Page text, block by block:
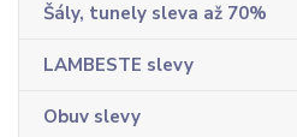
Šály, tunely sleva až 70%
LAMBESTE slevy
Obuv slevy